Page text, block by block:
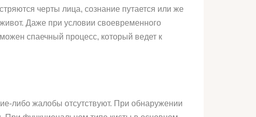
черты лица, сознание путается или же
Даже при условии своевременного
спаечный процесс, который ведет к
либо жалобы отсутствуют. При обнаружении